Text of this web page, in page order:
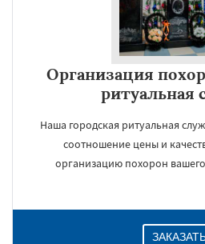
Организация
ритуальная
Наша городская ритуальная
соотношение цены и
организацию похорон